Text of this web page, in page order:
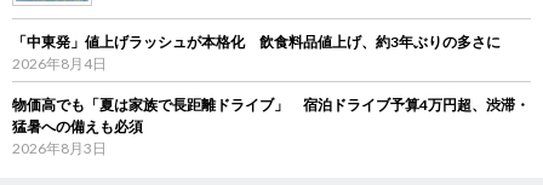
「中東発」値上げラッシュが本格化 飲食料品値上げ、約3年ぶりの多さに
2026年8月4日
物価高でも「夏は家族で長距離ドライブ」 宿泊ドライブ予算4万円超、渋滞・
猛暑への備えも必須
2026年8月3日